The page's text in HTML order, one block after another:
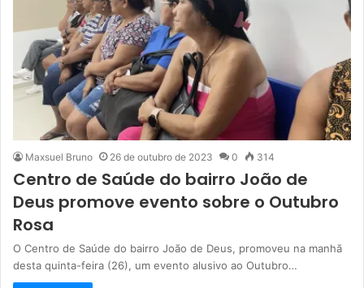
Maxsuel Bruno 26 de outubro de 2023 0 314
Centro de Saúde do bairro João de
Deus promove evento sobre o Outubro
Rosa
O Centro de Saúde do bairro João de Deus, promoveu na manhã
desta quinta-feira (26), um evento alusivo ao Outubro…